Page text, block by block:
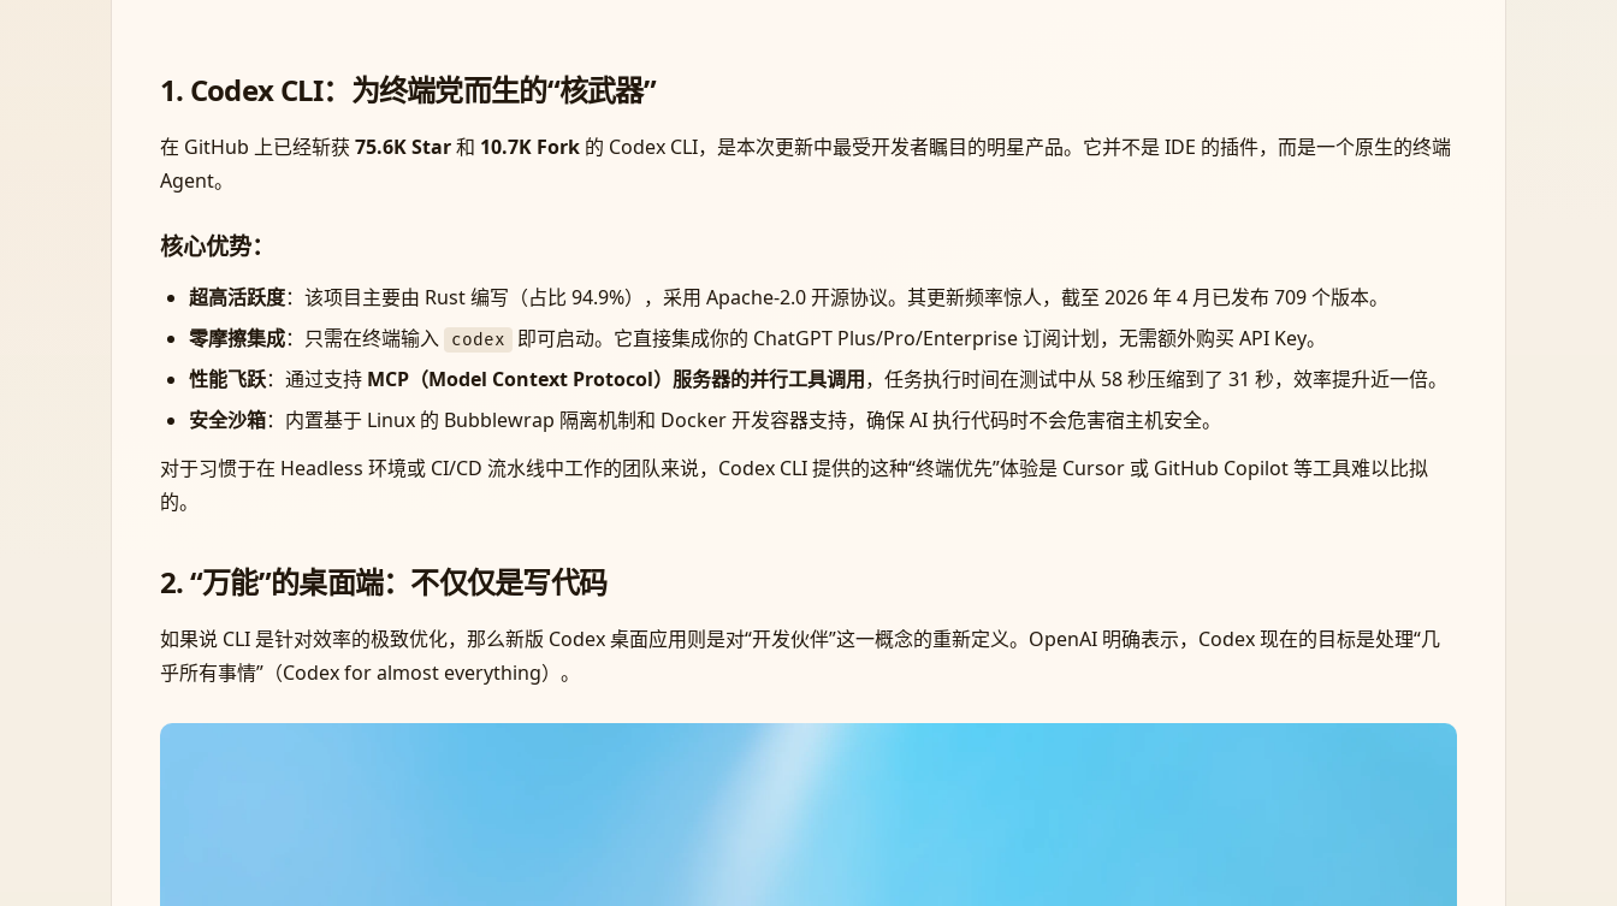
1. Codex CLI：为终端党而生的“核武器”
在 GitHub 上已经斩获 75.6K Star和 10.7K Fork 的 Codex CLI，是本次更新中最受开发者瞩目的明星产品。它并不是 IDE 的插件，而是一个原生的终端
Agent。
核心优势：
超高活跃度：该项目主要由 Rust 编写（占比 94.9%），采用 Apache-2.0 开源协议。其更新频率惊人，截至 2026 年 4 月已发布 709 个版本。
零摩擦集成：只需在终端输入 codex
即可启动。它直接集成你的 ChatGPT Plus/Pro/Enterprise 订阅计划，无需额外购买 API Key。
性能飞跃：通过支持 MCP（Model Context Protocol）服务器的并行工具调用，任务执行时间在测试中从 58 秒压缩到了 31 秒，效率提升近一倍。
安全沙箱：内置基于 Linux 的 Bubblewrap 隔离机制和 Docker 开发容器支持，确保 AI 执行代码时不会危害宿主机安全。
对于习惯于在 Headless 环境或 CI/CD 流水线中工作的团队来说，Codex CLI 提供的这种“终端优先”体验是 Cursor 或 GitHub Copilot 等工具难以比拟
的。
2. “万能”的桌面端：不仅仅是写代码
如果说 CLI 是针对效率的极致优化，那么新版 Codex 桌面应用则是对“开发伙伴”这一概念的重新定义。OpenAI 明确表示，Codex 现在的目标是处理“几
乎所有事情”（Codex for almost everything）。